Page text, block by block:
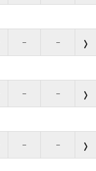
– –
– –
– –